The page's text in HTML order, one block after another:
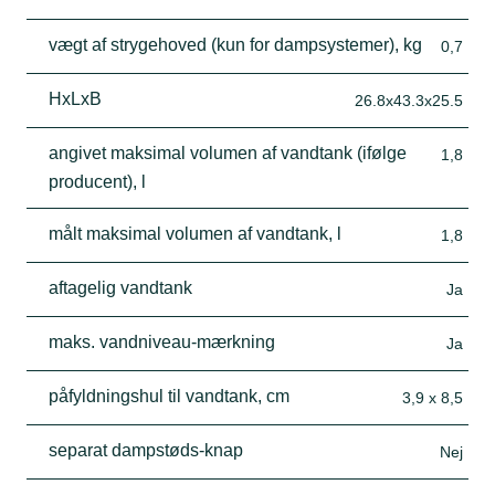
vægt af strygehoved (kun for dampsystemer), kg 0,7
HxLxB 26.8x43.3x25.5
angivet maksimal volumen af vandtank (ifølge
producent), l
1,8
målt maksimal volumen af vandtank, l 1,8
aftagelig vandtank Ja
maks. vandniveau-mærkning Ja
påfyldningshul til vandtank, cm 3,9 x 8,5
separat dampstøds-knap Nej